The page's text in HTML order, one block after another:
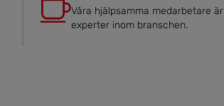
Våra hjälpsamma medarbetare är
experter inom branschen.